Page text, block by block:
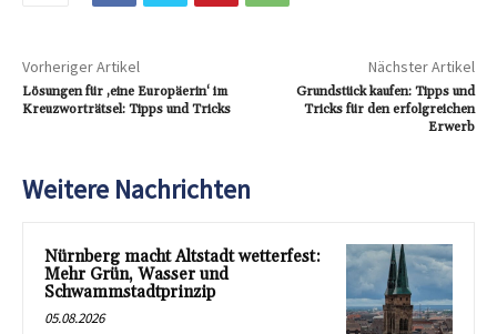
Vorheriger Artikel
Lösungen für ‚eine Europäerin‘ im
Kreuzworträtsel: Tipps und Tricks
Nächster Artikel
Grundstück kaufen: Tipps und
Tricks für den erfolgreichen
Erwerb
Weitere Nachrichten
Nürnberg macht Altstadt wetterfest:
Mehr Grün, Wasser und
Schwammstadtprinzip
05.08.2026